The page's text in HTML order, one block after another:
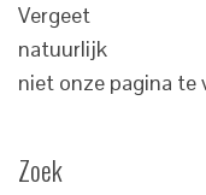
Vergeet
natuurlijk
niet onze pagina te
Zoek